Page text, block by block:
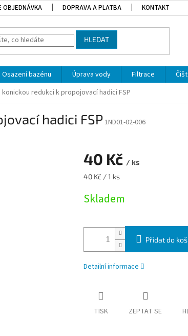
OBJEDNÁVKA DOPRAVA A PLATBA KONTAKT
HLEDAT
Osazení bazénu Úprava vody Filtrace
redukci k propojovací hadici FSP
hadici FSP1ND01-02-006
40 Kč / ks
Měrná cena:
40 Kč / 1 ks
Skladem
Přidat do
Detailní informace
TISK ZEPTAT SE